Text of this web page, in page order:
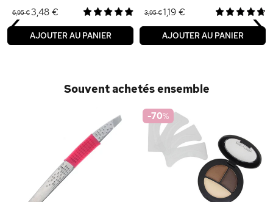
6,95 €3,48 €
AJOUTER AU PANIER
3,95 €1,19 €
AJOUTER AU PANIER
‹ ›
Souvent achetés ensemble
-70%